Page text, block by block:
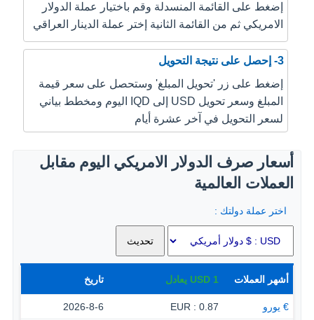
إضغط على القائمة المنسدلة وقم باختيار عملة الدولار
الامريكي ثم من القائمة الثانية إختر عملة الدينار العراقي
3- إحصل على نتيجة التحويل
إضغط على زر 'تحويل المبلغ' وستحصل على سعر قيمة
المبلغ وسعر تحويل USD إلى IQD اليوم ومخطط بياني
لسعر التحويل في آخر عشرة أيام
أسعار صرف الدولار الامريكي اليوم مقابل
العملات العالمية
اختر عملة دولتك :
أشهر العملات 1
USD يعادل تاريخ
€ يورو 0.87 : EUR
2026-8-6